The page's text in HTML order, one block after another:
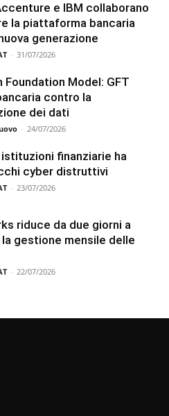
e IBM collaborano
la piattaforma bancaria
generazione
- 31/07/2026
Foundation Model: GFT
contro la
dei dati
- 24/07/2026
istituzioni finanziarie ha
cyber distruttivi
- 23/07/2026
riduce da due giorni a
gestione mensile delle
- 22/07/2026